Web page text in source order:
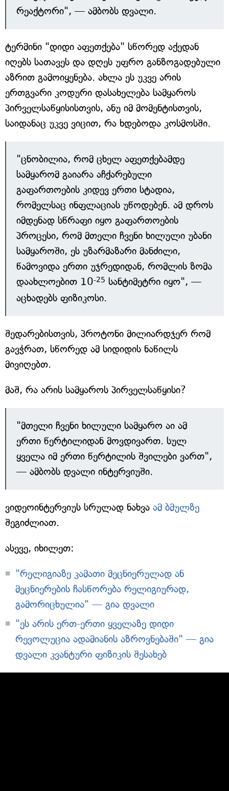
რეაქტორი", — ამბობს დვალი.
ტერმინი "დიდი აფეთქება" სწორედ აქედან
იღებს სათავეს და დღეს უფრო განზოგადებული
აზრით გამოიყენება. ახლა ეს უკვე არის
ერთგვარი კოდური დასახელება სამყაროს
პირველსაწყისისთვის, ანუ იმ მომენტისთვის,
საიდანაც უკვე ვიცით, რა ხდებოდა კოსმოსში.
"ცნობილია, რომ ცხელ აფეთქებამდე
სამყარომ გაიარა აჩქარებული
გაფართოების კიდევ ერთი სტადია,
რომელსაც ინფლაციას უწოდებენ. ამ დროს
იმდენად სწრაფი იყო გაფართოების
პროცესი, რომ მთელი ჩვენი ხილული უბანი
სამყაროში, ეს უზარმაზარი მანძილი,
წამოვიდა ერთი უჯრედიდან, რომლის ზომა
დაახლოებით 10-25 სანტიმეტრი იყო", —
აცხადებს ფიზიკოსი.
შედარებისთვის, პროტონი მილიარდჯერ რომ
გავჭრათ, სწორედ ამ სიდიდის ნაწილს
მივიღებთ.
მაშ, რა არის სამყაროს პირველსაწყისი?
"მთელი ჩვენი ხილული სამყარო აი ამ
ერთი წერტილიდან მოვდივართ. სულ
ყველა იმ ერთი წერტილის შვილები ვართ",
— ამბობს დვალი ინტერვიუში.
ვიდეოინტერვიუს სრულად ნახვა ამ ბმულზე
შეგიძლიათ.
ასევე, იხილეთ:
"რელიგიაზე კამათი მეცნიერულად ან
მეცნიერების ჩასწორება რელიგიურად,
გამორიცხულია" — გია დვალი
"ეს არის ერთ-ერთი ყველაზე დიდი
რევოლუცია ადამიანის აზროვნებაში" — გია
დვალი კვანტური ფიზიკის შესახებ